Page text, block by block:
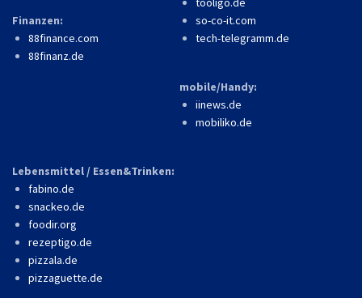
Finanzen:
88finance.com
88finanz.de
so-co-it.com
tech-telegramm.de
mobile/Handy:
iinews.de
mobiliko.de
Lebensmittel / Essen&Trinken:
fabino.de
snackeo.de
foodir.org
rezeptigo.de
pizzala.de
pizzaguette.de